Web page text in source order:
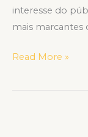
interesse do
mais marcantes
Read More »